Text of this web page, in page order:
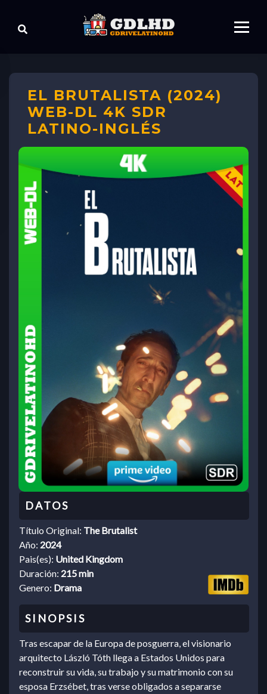
EL BRUTALISTA (2024)
WEB-DL 4K SDR
LATINO-INGLÉS
Título Original: The Brutalist
Año: 2024
Pais(es): United Kingdom
Duración: 215 min
Genero: Drama
Tras escapar de la Europa de posguerra, el visionario
arquitecto László Tóth llega a Estados Unidos para
reconstruir su vida, su trabajo y su matrimonio con su
esposa Erzsébet, tras verse obligados a separarse